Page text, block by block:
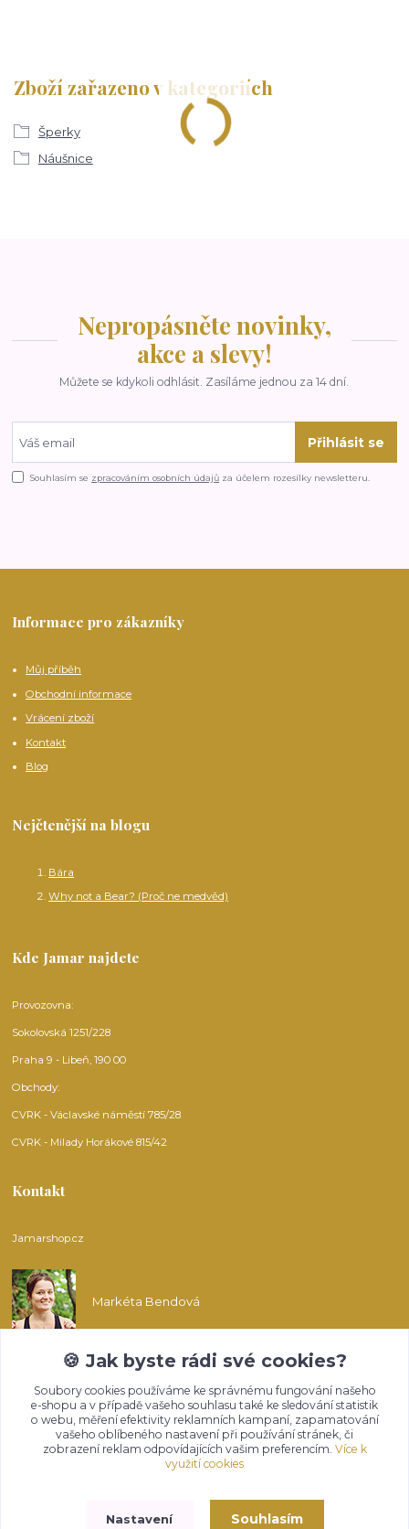
Zboží zařazeno v kategoriích
Šperky
Náušnice
Nepropásněte novinky,
akce a slevy!
Můžete se kdykoli odhlásit. Zasíláme jednou za 14 dní.
Přihlásit se
Souhlasím se zpracováním osobních údajů za účelem rozesílky newsletteru.
Informace pro zákazníky
Můj příběh
Obchodní informace
Vrácení zboží
Kontakt
Blog
Nejčtenější na blogu
Bára
Why not a Bear? (Proč ne medvěd)
Kde Jamar najdete
Provozovna:
Sokolovská 1251/228
Praha 9 - Libeň, 190 00
Obchody:
CVRK - Václavské náměstí 785/28
CVRK - Milady Horákové 815/42
Kontakt
Jamarshop.cz
Markéta Bendová
info@jamarshop.cz
🍪 Jak byste rádi své cookies?
Soubory cookies používáme ke správnému fungování našeho
e-shopu a v případě vašeho souhlasu také ke sledování statistik
o webu, měření efektivity reklamních kampaní, zapamatování
vašeho oblíbeného nastavení při používání stránek, či
zobrazení reklam odpovídajících vašim preferencím. Více k
využití cookies
Nastavení Souhlasím